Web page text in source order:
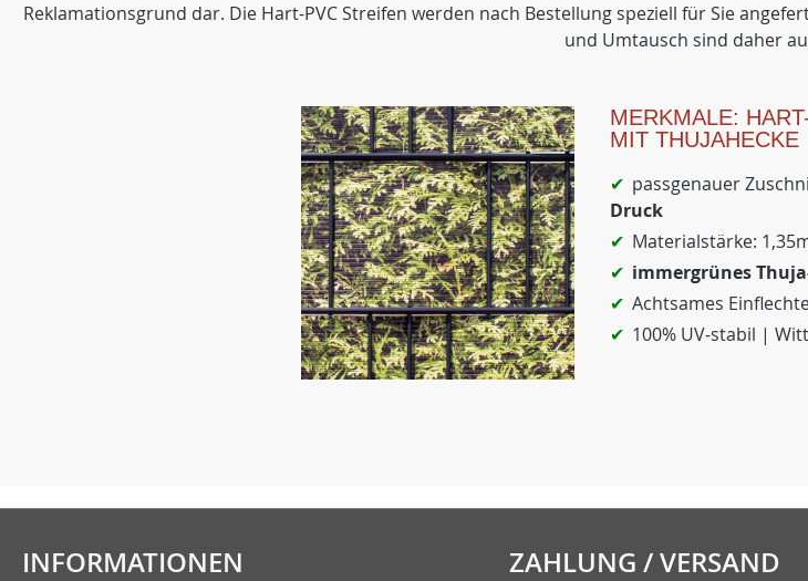
Reklamationsgrund dar. Die Hart-PVC Streifen werden nach Bestellung speziell für Sie
und Umtausch sind daher
MERKMALE:
MIT THUJAHECKE
passgenauer
Druck
Materialstärke:
immergrünes
Achtsames
100% UV-stabil |
INFORMATIONEN ZAHLUNG / VERSAND